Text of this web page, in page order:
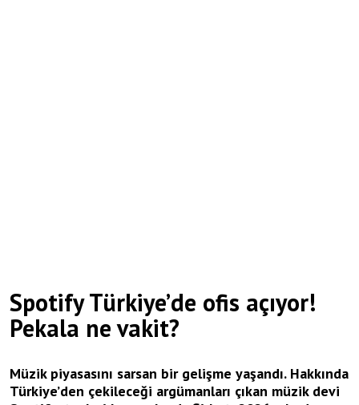
Spotify Türkiye’de ofis açıyor!
Pekala ne vakit?
Müzik piyasasını sarsan bir gelişme yaşandı. Hakkında
Türkiye’den çekileceği argümanları çıkan müzik devi